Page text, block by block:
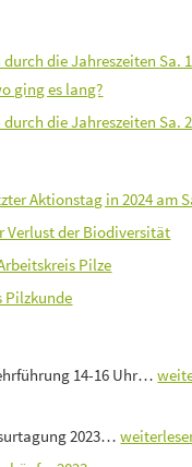
die Jahreszeiten Sa.
ging es lang?
die Jahreszeiten Sa.
Aktionstag in 2024 am
Verlust der Biodiversität
Pilze
Pilzkunde
14-16 Uhr…
2023…